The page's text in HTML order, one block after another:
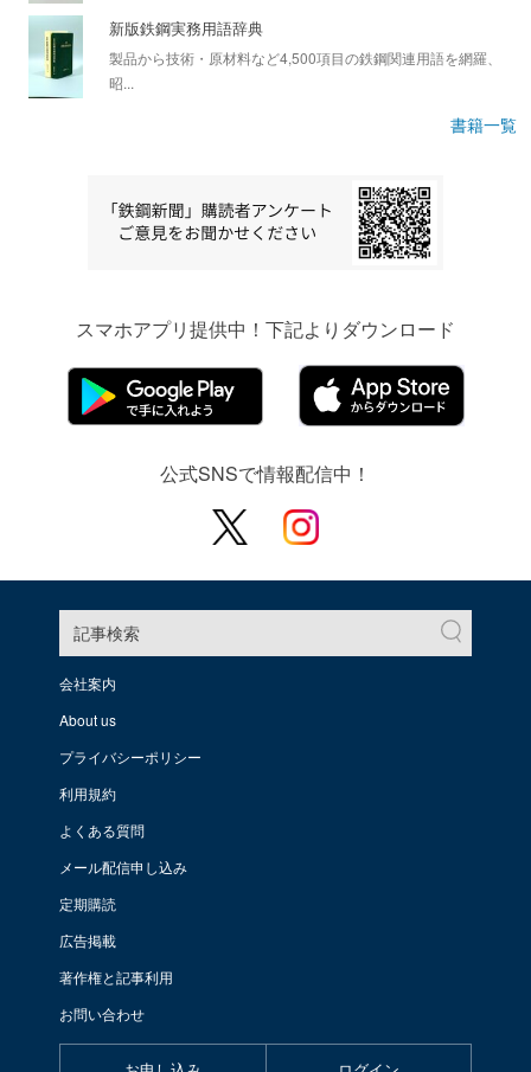
新版鉄鋼実務用語辞典
製品から技術・原材料など4,500項目の鉄鋼関連用語を網羅、
昭...
書籍一覧
スマホアプリ提供中！下記よりダウンロード
公式SNSで情報配信中！
記事検索
会社案内
About us
プライバシーポリシー
利用規約
よくある質問
メール配信申し込み
定期購読
広告掲載
著作権と記事利用
お問い合わせ